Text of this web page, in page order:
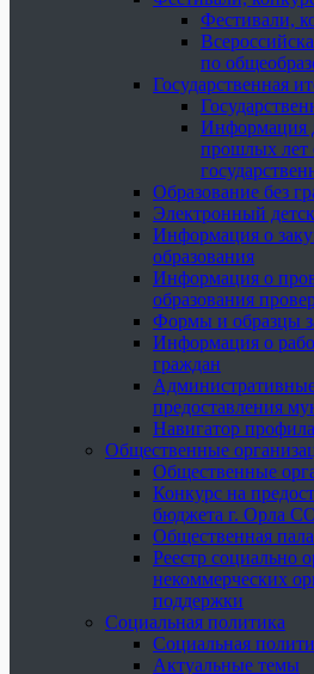
Фестивали,
по
Государственная
Информация
прошлых лет
Образование без
Электронный
Информация о
образования
Информация о
образования
Формы и образцы
Информация о
граждан
предоставления
Навигатор
Общественные
Общественные
Конкурс на
бюджета г. Орла
Общественная
Реестр социально
некоммерческих
поддержки
Социальная политика
Социальная
Актуальные темы